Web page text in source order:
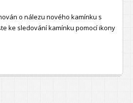
o nálezu nového kamínku s
ke sledování kamínku pomocí ikony